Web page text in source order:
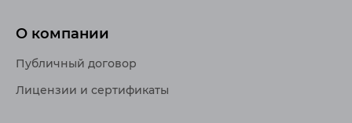
О компании
Публичный договор
Лицензии и сертификаты